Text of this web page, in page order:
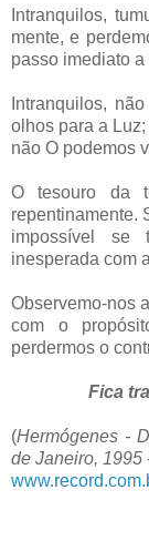
Intranquilos,
mente, e
passo imediato a
Intranquilos,
olhos para a
não O podemos
O tesouro da
repentinamente.
impossível se
inesperada com
Observemo-nos
com o
perdermos o
Fica
(Hermógenes -
de Janeiro, 1995